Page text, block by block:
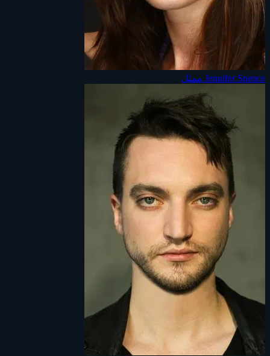
Jennifer Spence ممثل